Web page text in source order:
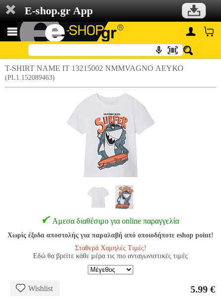
E-shop.gr App
T-SHIRT NAME IT 13215002 NMMVAGNO ΛΕΥΚΟ
(PL1.152089463)
Αμεσα διαθέσιμο για online παραγγελία
Χωρίς έξοδα αποστολής για παραλαβή από οποιοδήποτε eshop point!
Σταθερά Χαμηλές Τιμές!
Εδώ θα βρείτε κάθε μέρα τις πιο ανταγωνιστικές τιμές
Wishlist 5.99 €